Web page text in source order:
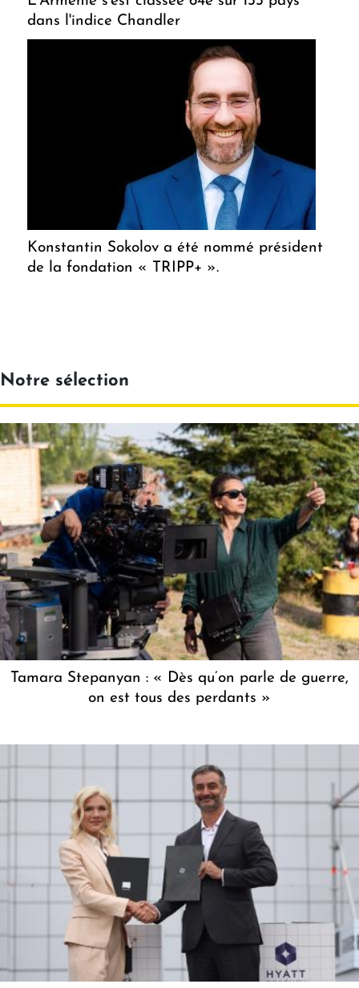
dans l'indice Chandler
Konstantin Sokolov a été nommé président
de la fondation « TRIPP+ ».
Notre sélection
Tamara Stepanyan : « Dès qu’on parle de guerre,
on est tous des perdants »